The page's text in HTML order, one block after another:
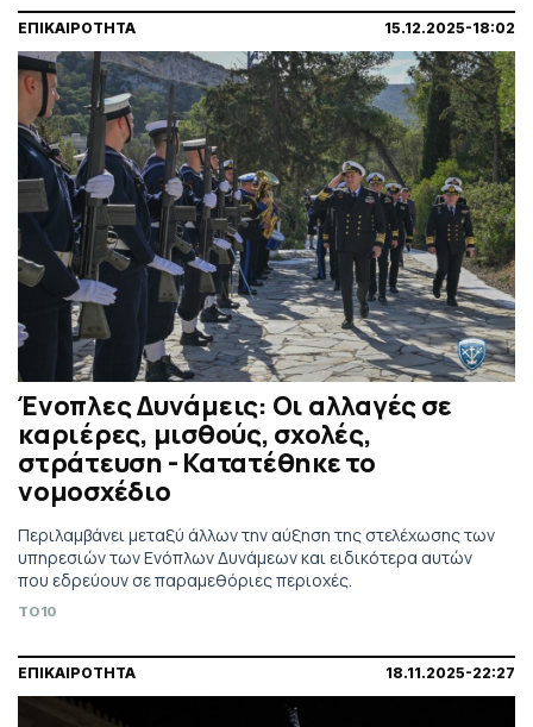
ΕΠΙΚΑΙΡΟΤΗΤΑ 15.12.2025-18:02
Ένοπλες Δυνάμεις: Οι αλλαγές σε
καριέρες, μισθούς, σχολές,
στράτευση - Κατατέθηκε το
νομοσχέδιο
Περιλαμβάνει μεταξύ άλλων την αύξηση της στελέχωσης των
υπηρεσιών των Ενόπλων Δυνάμεων και ειδικότερα αυτών
που εδρεύουν σε παραμεθόριες περιοχές.
TO10
ΕΠΙΚΑΙΡΟΤΗΤΑ 18.11.2025-22:27